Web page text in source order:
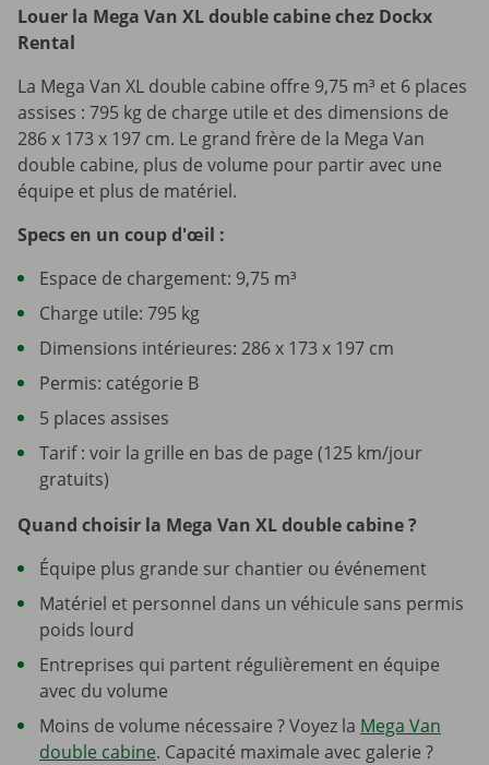
Louer la Mega Van XL double cabine chez Dockx
Rental
La Mega Van XL double cabine offre 9,75 m³ et 6 places
assises : 795 kg de charge utile et des dimensions de
286 x 173 x 197 cm. Le grand frère de la Mega Van
double cabine, plus de volume pour partir avec une
équipe et plus de matériel.
Specs en un coup d'œil :
Espace de chargement: 9,75 m³
Charge utile: 795 kg
Dimensions intérieures: 286 x 173 x 197 cm
Permis: catégorie B
5 places assises
Tarif : voir la grille en bas de page (125 km/jour
gratuits)
Quand choisir la Mega Van XL double cabine ?
Équipe plus grande sur chantier ou événement
Matériel et personnel dans un véhicule sans permis
poids lourd
Entreprises qui partent régulièrement en équipe
avec du volume
Moins de volume nécessaire ? Voyez la Mega Van
double cabine. Capacité maximale avec galerie ?